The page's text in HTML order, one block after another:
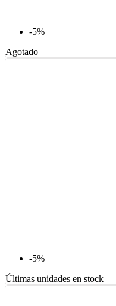
-5%
Agotado
-5%
Últimas unidades en stock